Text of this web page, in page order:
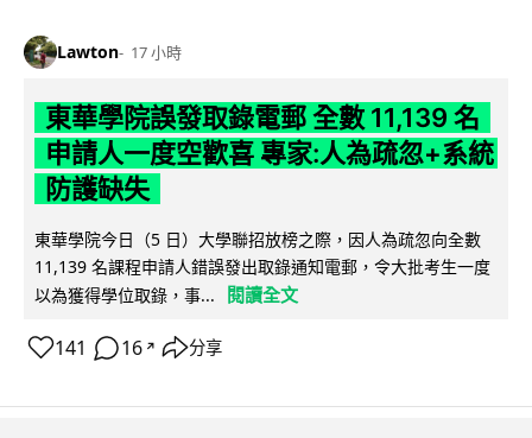
Lawton 17 小時
東華學院誤發取錄電郵 全數 11,139 名
申請人一度空歡喜 專家:人為疏忽+系統
防護缺失
東華學院今日（5 日）大學聯招放榜之際，因人為疏忽向全數
11,139 名課程申請人錯誤發出取錄通知電郵，令大批考生一度
以為獲得學位取錄，事...
閱讀全文
141 16 ↗ 分享